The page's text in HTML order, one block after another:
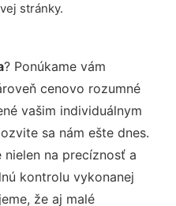
stránky.
? Ponúkame vám
cenovo rozumné
vašim individuálnym
sa nám ešte dnes.
na precíznosť a
kontrolu vykonanej
že aj malé